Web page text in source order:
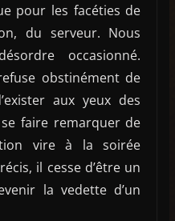
pour les facéties de
du serveur. Nous
occasionné.
obstinément de
aux yeux des
faire remarquer de
vire à la soirée
il cesse d’être un
la vedette d’un